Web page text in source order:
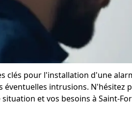
clés pour l'installation d'une
éventuelles intrusions. N'hésitez
et vos besoins à Saint-